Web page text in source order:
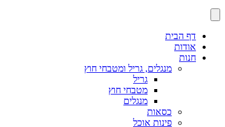
דף הבית
אודות
חנות
מנגלים, גריל ומטבחי חוץ
גריל
מטבחי חוץ
מנגלים
כסאות
פינות אוכל